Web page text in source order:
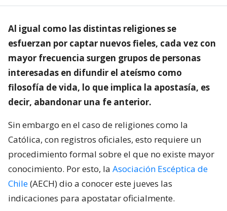
Al igual como las distintas religiones se
esfuerzan por captar nuevos fieles, cada vez con
mayor frecuencia surgen grupos de personas
interesadas en difundir el ateísmo como
filosofía de vida, lo que implica la apostasía, es
decir, abandonar una fe anterior.
Sin embargo en el caso de religiones como la
Católica, con registros oficiales, esto requiere un
procedimiento formal sobre el que no existe mayor
conocimiento. Por esto, la Asociación Escéptica de
Chile(AECH) dio a conocer este jueves las
indicaciones para apostatar oficialmente.